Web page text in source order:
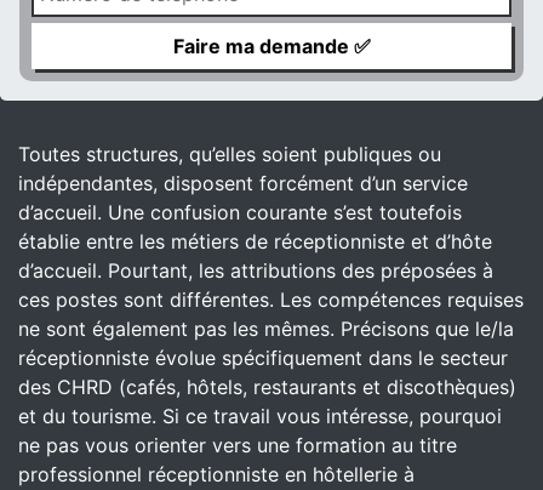
Toutes structures, qu’elles soient publiques ou
indépendantes, disposent forcément d’un service
d’accueil. Une confusion courante s’est toutefois
établie entre les métiers de réceptionniste et d’hôte
d’accueil. Pourtant, les attributions des préposées à
ces postes sont différentes. Les compétences requises
ne sont également pas les mêmes. Précisons que le/la
réceptionniste évolue spécifiquement dans le secteur
des CHRD (cafés, hôtels, restaurants et discothèques)
et du tourisme. Si ce travail vous intéresse, pourquoi
ne pas vous orienter vers une formation au titre
professionnel réceptionniste en hôtellerie à